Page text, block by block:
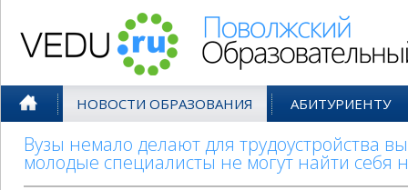
НОВОСТИ ОБРАЗОВАНИЯ АБИТУРИЕНТУ
Вузы немало делают для трудоустройства
молодые специалисты не могут найти себя